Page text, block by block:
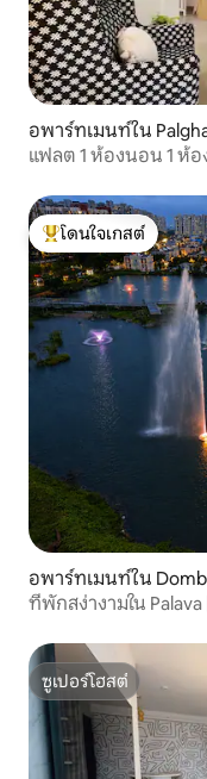
อพาร์ทเมนท์ใน
แฟลต 1 ห้องนอน 1 ห้อ
โดนใจเกสต์ที่สุด
โดนใจเกสต์
อพาร์ทเมนท์ใน
ที่พักสง่างามใน
ซูเปอร์โฮสต์
ซูเปอร์โฮสต์